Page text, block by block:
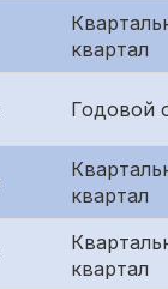
квартал
Годовой
квартал
квартал